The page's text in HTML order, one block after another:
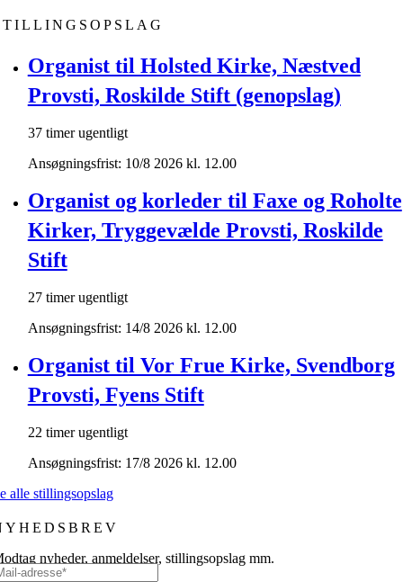
Organist til Holsted Kirke, Næstved
Provsti, Roskilde Stift (genopslag)
37 timer ugentligt
Ansøgningsfrist: 10/8 2026 kl. 12.00
Organist og korleder til Faxe og Roholte
Kirker, Tryggevælde Provsti, Roskilde
Stift
27 timer ugentligt
Ansøgningsfrist: 14/8 2026 kl. 12.00
Organist til Vor Frue Kirke, Svendborg
Provsti, Fyens Stift
22 timer ugentligt
Ansøgningsfrist: 17/8 2026 kl. 12.00
alle stillingsopslag
nyheder, anmeldelser, stillingsopslag mm.